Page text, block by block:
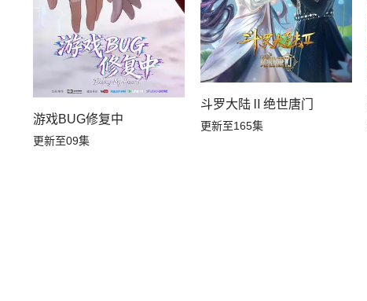
游戏BUG修复中
更新至09集
斗罗大陆Ⅱ绝世唐门
更新至165集